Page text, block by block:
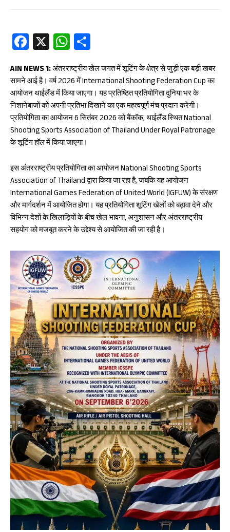
Fa
ce
b
oo
k
X W
ha
ts
A
p
p
ha
re
AIN NEWS 1:अंतरराष्ट्रीय खेल जगत में शूटिंग के क्षेत्र से जुड़ी एक बड़ी खबर
सामने आई है। वर्ष 2026 में International Shooting Federation Cup का
आयोजन थाईलैंड में किया जाएगा। यह प्रतिष्ठित प्रतियोगिता दुनिया भर के
निशानेबाजों को अपनी प्रतिभा दिखाने का एक महत्वपूर्ण मंच प्रदान करेगी।
प्रतियोगिता का आयोजन 6 सितंबर 2026 को बैंकॉक, थाईलैंड स्थित National
Shooting Sports Association of Thailand Under Royal Patronage
के शूटिंग हॉल में किया जाएगा।
इस अंतरराष्ट्रीय प्रतियोगिता का आयोजन National Shooting Sports
Association of Thailand द्वारा किया जा रहा है, जबकि यह आयोजन
International Games Federation of United World (IGFUW) के संरक्षण
और मार्गदर्शन में आयोजित होगा। यह प्रतियोगिता शूटिंग खेलों को बढ़ावा देने और
विभिन्न देशों के खिलाड़ियों के बीच खेल भावना, अनुशासन और अंतरराष्ट्रीय
सहयोग को मजबूत करने के उद्देश्य से आयोजित की जा रही है।